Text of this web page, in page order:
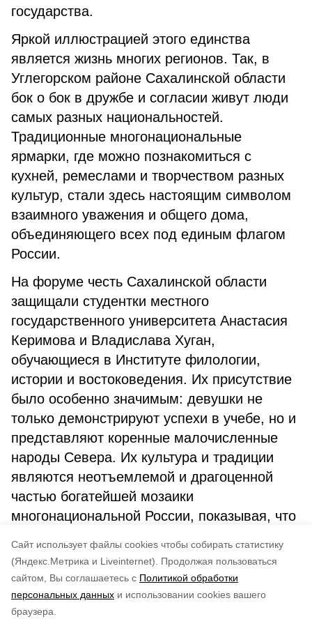
Cайт использует файлы cookies чтобы собирать статистику
(Яндекс.Метрика и Liveinternet).
Продолжая пользоваться
сайтом, Вы соглашаетесь с Политикой обработки
персональных данных и использовании cookies вашего
браузера.
Подписывайтесь на наш Telegram
канал
государства.
Яркой иллюстрацией этого единства
является жизнь многих регионов. Так, в
Углегорском районе Сахалинской области
бок о бок в дружбе и согласии живут люди
самых разных национальностей.
Традиционные многонациональные
ярмарки, где можно познакомиться с
кухней, ремеслами и творчеством разных
культур, стали здесь настоящим символом
взаимного уважения и общего дома,
объединяющего всех под единым флагом
России.
На форуме честь Сахалинской области
защищали студентки местного
государственного университета Анастасия
Керимова и Владислава Хуган,
обучающиеся в Институте филологии,
истории и востоковедения. Их присутствие
было особенно значимым: девушки не
только демонстрируют успехи в учебе, но и
представляют коренные малочисленные
народы Севера. Их культура и традиции
являются неотъемлемой и драгоценной
частью богатейшей мозаики
многонациональной России, показывая, что
множества уникальных голосов.
по оценке